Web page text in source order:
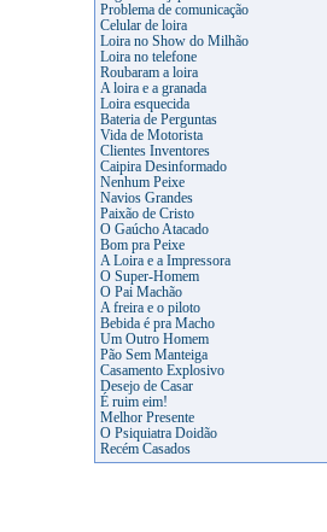
Problema de comunicação
Celular de loira
Loira no Show do Milhão
Loira no telefone
Roubaram a loira
A loira e a granada
Loira esquecida
Bateria de Perguntas
Vida de Motorista
Clientes Inventores
Caipira Desinformado
Nenhum Peixe
Navios Grandes
Paixão de Cristo
O Gaúcho Atacado
Bom pra Peixe
A Loira e a Impressora
O Super-Homem
O Pai Machão
A freira e o piloto
Bebida é pra Macho
Um Outro Homem
Pão Sem Manteiga
Casamento Explosivo
Desejo de Casar
É ruim eim!
Melhor Presente
O Psiquiatra Doidão
Recém Casados